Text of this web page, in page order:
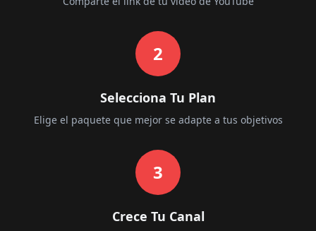
2
Selecciona Tu Plan
Elige el paquete que mejor se adapte a tus objetivos
3
Crece Tu Canal